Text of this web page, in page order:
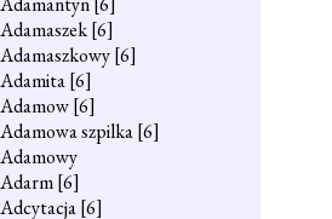
Adamaszek[6]
Adamaszkowy[6]
Adamita[6]
Adamow[6]
Adamowa szpilka[6]
Adamowy
Adarm[6]
Adcytacja[6]